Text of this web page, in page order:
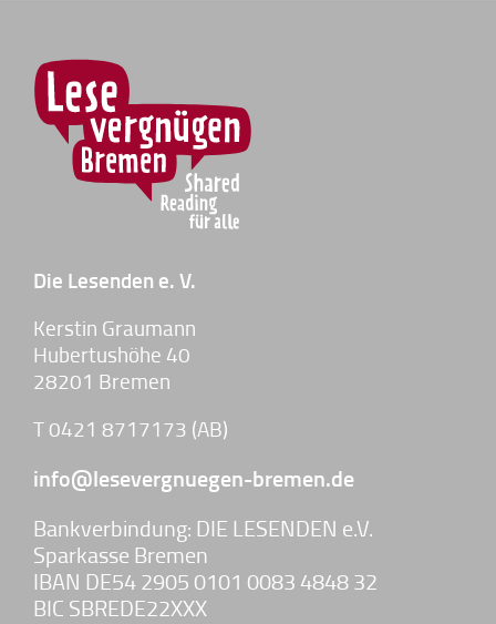
Die Lesenden e. V.
Kerstin Graumann
Hubertushöhe 40
28201 Bremen
T 0421 8717173 (AB)
info@lesevergnuegen-bremen.de
Bankverbindung: DIE LESENDEN e.V.
Sparkasse Bremen
IBAN DE54 2905 0101 0083 4848 32
BIC SBREDE22XXX